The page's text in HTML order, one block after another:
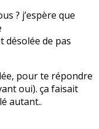
? j’espère que
désolée de pas
pour te répondre
oui). ça faisait
autant..